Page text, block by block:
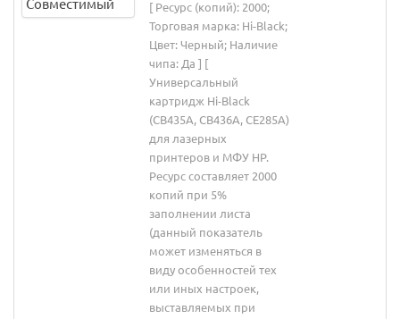
[ Ресурс (копий): 2000;
Торговая марка: Hi-Black;
Цвет: Черный; Наличие
чипа: Да ] [
Универсальный
картридж Hi-Black
(CB435A, CB436A, CE285A)
для лазерных
принтеров и МФУ HP.
Ресурс составляет 2000
копий при 5%
заполнении листа
(данный показатель
может изменяться в
виду особенностей тех
или иных настроек,
выставляемых при